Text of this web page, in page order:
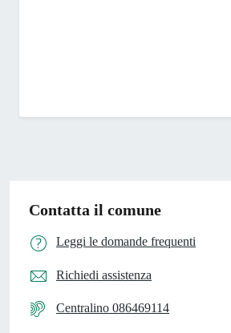
Contatta il comune
Leggi le domande frequenti
Richiedi assistenza
Centralino 086469114